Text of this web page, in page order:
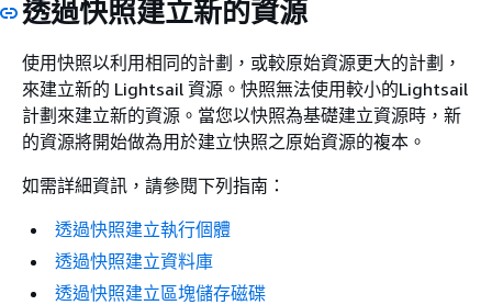
透過快照建立新的資源
使用快照以利用相同的計劃，或較原始資源更大的計劃，
來建立新的 Lightsail 資源。快照無法使用較小的Lightsail
計劃來建立新的資源。當您以快照為基礎建立資源時，新
的資源將開始做為用於建立快照之原始資源的複本。
如需詳細資訊，請參閱下列指南：
透過快照建立執行個體
透過快照建立資料庫
透過快照建立區塊儲存磁碟